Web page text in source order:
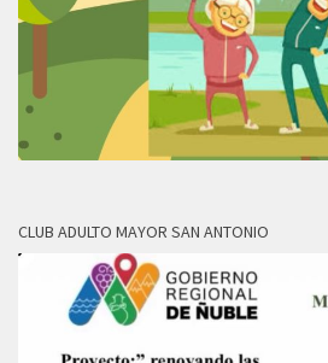
CLUB ADULTO MAYOR SAN ANTONIO